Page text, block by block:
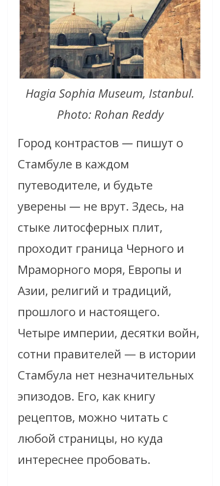
Hagia Sophia Museum, Istanbul.
Photo: Rohan Reddy
Город контрастов — пишут о
Стамбуле в каждом
путеводителе, и будьте
уверены — не врут. Здесь, на
стыке литосферных плит,
проходит граница Черного и
Мраморного моря, Европы и
Азии, религий и традиций,
прошлого и настоящего.
Четыре империи, десятки войн,
сотни правителей — в истории
Стамбула нет незначительных
эпизодов. Его, как книгу
рецептов, можно читать с
любой страницы, но куда
интереснее пробовать.